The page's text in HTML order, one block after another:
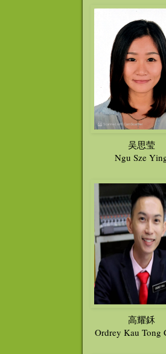
吴思莹
Ngu Sze
高耀鉌
Ordrey Kau Tong